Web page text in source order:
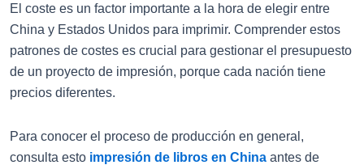
El coste es un factor importante a la hora de elegir entre
China y Estados Unidos para imprimir. Comprender estos
patrones de costes es crucial para gestionar el presupuesto
de un proyecto de impresión, porque cada nación tiene
precios diferentes.
Para conocer el proceso de producción en general,
consulta esto impresión de libros en China antes de